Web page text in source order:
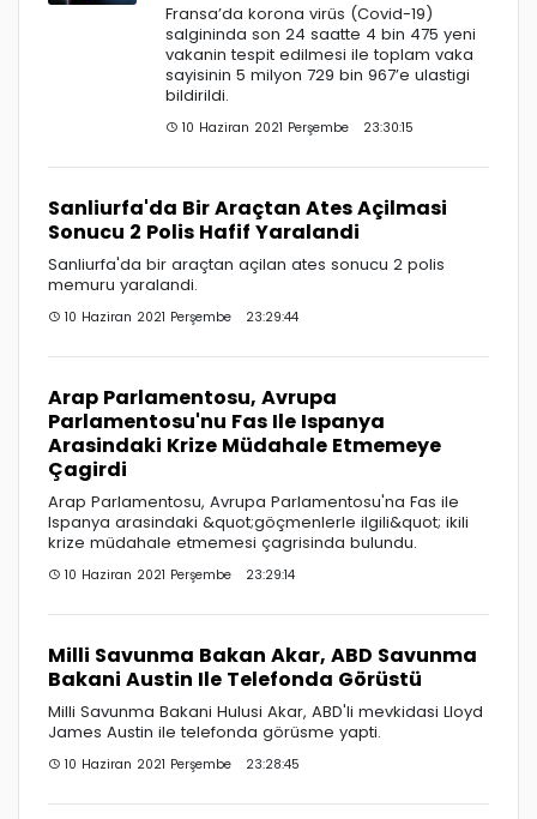
Fransa’da korona virüs (Covid-19)
salgininda son 24 saatte 4 bin 475 yeni
vakanin tespit edilmesi ile toplam vaka
sayisinin 5 milyon 729 bin 967’e ulastigi
bildirildi.
10 Haziran 2021 Perşembe 23:30:15
Sanliurfa'da Bir Araçtan Ates Açilmasi
Sonucu 2 Polis Hafif Yaralandi
Sanliurfa'da bir araçtan açilan ates sonucu 2 polis
memuru yaralandi.
10 Haziran 2021 Perşembe 23:29:44
Arap Parlamentosu, Avrupa
Parlamentosu'nu Fas Ile Ispanya
Arasindaki Krize Müdahale Etmemeye
Çagirdi
Arap Parlamentosu, Avrupa Parlamentosu'na Fas ile
Ispanya arasindaki &quot;göçmenlerle ilgili&quot; ikili
krize müdahale etmemesi çagrisinda bulundu.
10 Haziran 2021 Perşembe 23:29:14
Milli Savunma Bakan Akar, ABD Savunma
Bakani Austin Ile Telefonda Görüstü
Milli Savunma Bakani Hulusi Akar, ABD'li mevkidasi Lloyd
James Austin ile telefonda görüsme yapti.
10 Haziran 2021 Perşembe 23:28:45